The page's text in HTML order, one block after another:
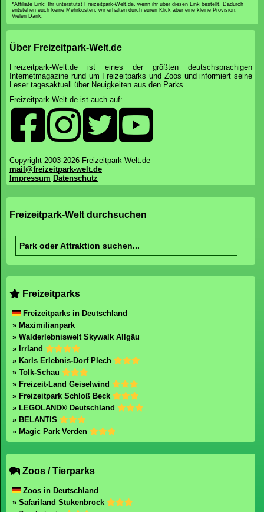
*Affiliate Link: Ihr unterstützt Freizeitpark-Welt.de, wenn ihr über diesen Link bestellt. Dadurch
entstehen euch keine Mehrkosten, wir erhalten durch euren Klick aber eine kleine Provision.
Vielen Dank.
Über Freizeitpark-Welt.de
Freizeitpark-Welt.de ist eines der größten deutschsprachigen
Internetmagazine rund um Freizeitparks und Zoos und informiert seine
Leser tagesaktuell über Neuigkeiten aus den Parks.
Freizeitpark-Welt.de ist auch auf:
Copyright 2003-2026 Freizeitpark-Welt.de
mail@freizeitpark-welt.de
Impressum Datenschutz
Freizeitpark-Welt durchsuchen
Freizeitparks
Freizeitparks in Deutschland
» Maximilianpark
» Walderlebniswelt Skywalk Allgäu
» Irrland
» Karls Erlebnis-Dorf Plech
» Tolk-Schau
» Freizeit-Land Geiselwind
» Freizeitpark Schloß Beck
» LEGOLAND® Deutschland
» BELANTIS
» Magic Park Verden
Zoos / Tierparks
Zoos in Deutschland
» Safariland Stukenbrock